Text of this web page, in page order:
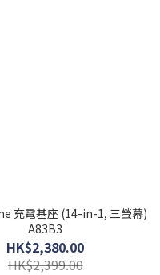
充電基座 (14-in-1, 三螢幕)
A83B3
HK$2,380.00
HK$2,399.00